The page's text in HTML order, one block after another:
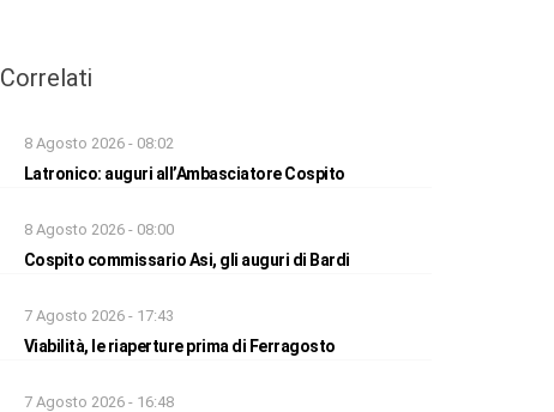
Correlati
8 Agosto 2026 - 08:02
Latronico: auguri all’Ambasciatore Cospito
8 Agosto 2026 - 08:00
Cospito commissario Asi, gli auguri di Bardi
7 Agosto 2026 - 17:43
Viabilità, le riaperture prima di Ferragosto
7 Agosto 2026 - 16:48